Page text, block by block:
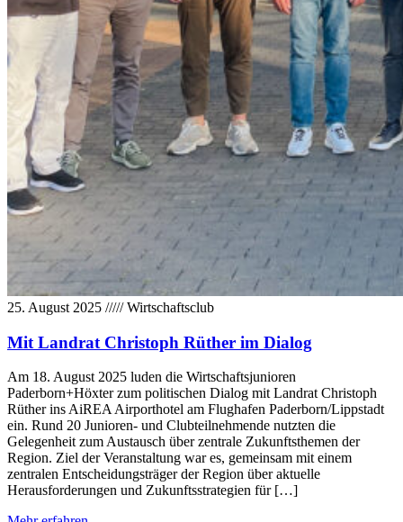
25. August 2025 /////Wirtschaftsclub
Mit Landrat Christoph Rüther im Dialog
Am 18. August 2025 luden die Wirtschaftsjunioren
Paderborn+Höxter zum politischen Dialog mit Landrat Christoph
Rüther ins AiREA Airporthotel am Flughafen Paderborn/Lippstadt
ein. Rund 20 Junioren- und Clubteilnehmende nutzten die
Gelegenheit zum Austausch über zentrale Zukunftsthemen der
Region. Ziel der Veranstaltung war es, gemeinsam mit einem
zentralen Entscheidungsträger der Region über aktuelle
Herausforderungen und Zukunftsstrategien für […]